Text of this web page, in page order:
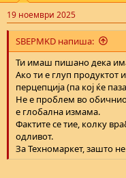
19 ноември 2025
SBEPMKD напиша:
Ти имаш пишано дека
Ако ти е глуп продуктот
перцепција (па кој ќе
Не е проблем во
е глобална измама.
Фактите се тие, колку
одливот.
За Техномаркет, зашто